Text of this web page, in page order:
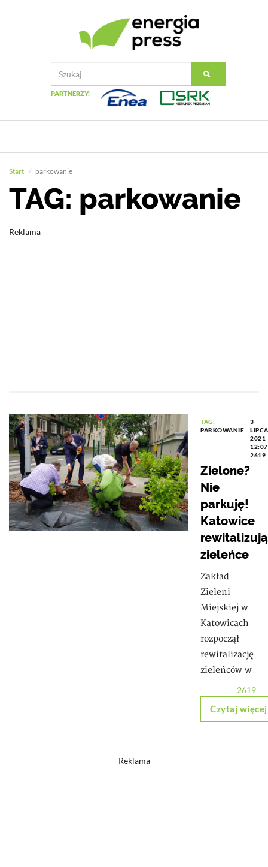
PARTNERZY:
Start parkowanie
TAG: parkowanie
Reklama
TAG:
PARKOWANIE
3
LIPCA
2021
12:07
2619
Zielone?
Nie
parkuję!
Katowice
rewitalizują
zieleńce
Zakład
Zieleni
Miejskiej w
Katowicach
rozpoczął
rewitalizację
zieleńców w
2619
Czytaj więcej
Reklama